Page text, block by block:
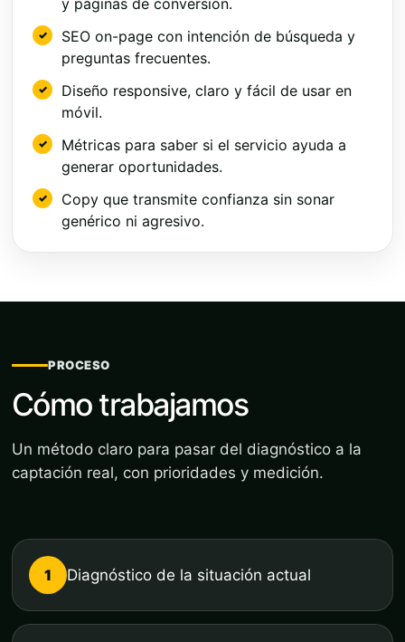
SEO on-page con intención de búsqueda y
preguntas frecuentes.
Diseño responsive, claro y fácil de usar en
móvil.
Métricas para saber si el servicio ayuda a
generar oportunidades.
Copy que transmite confianza sin sonar
genérico ni agresivo.
PROCESO
Cómo trabajamos
Un método claro para pasar del diagnóstico a la
captación real, con prioridades y medición.
1 Diagnóstico de la situación actual